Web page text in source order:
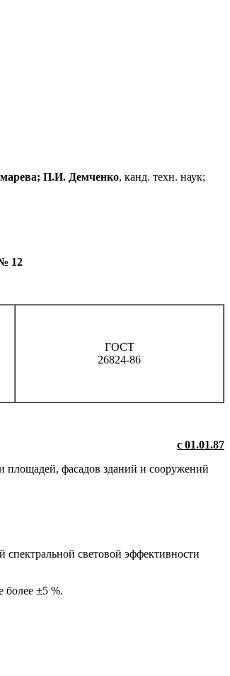
П.И. Демченко, канд. техн. наук;
12
ГОСТ
26824-86
с 01.01.87
площадей, фасадов зданий и сооружений
спектральной световой эффективности
более ±5 %.